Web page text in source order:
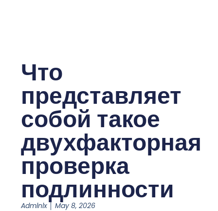
Что
представляет
собой такое
двухфакторная
проверка
подлинности
Admlnlx May 8, 2026